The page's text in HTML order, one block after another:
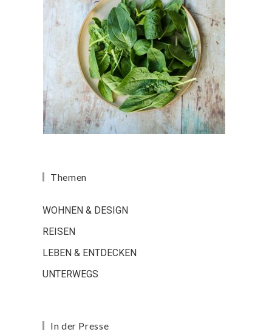
Themen
WOHNEN & DESIGN
REISEN
LEBEN & ENTDECKEN
UNTERWEGS
In der Presse